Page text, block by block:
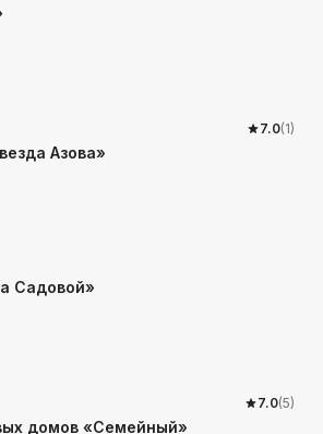
7.0(1)
Азова»
Садовой»
7.0(5)
домов «Семейный»